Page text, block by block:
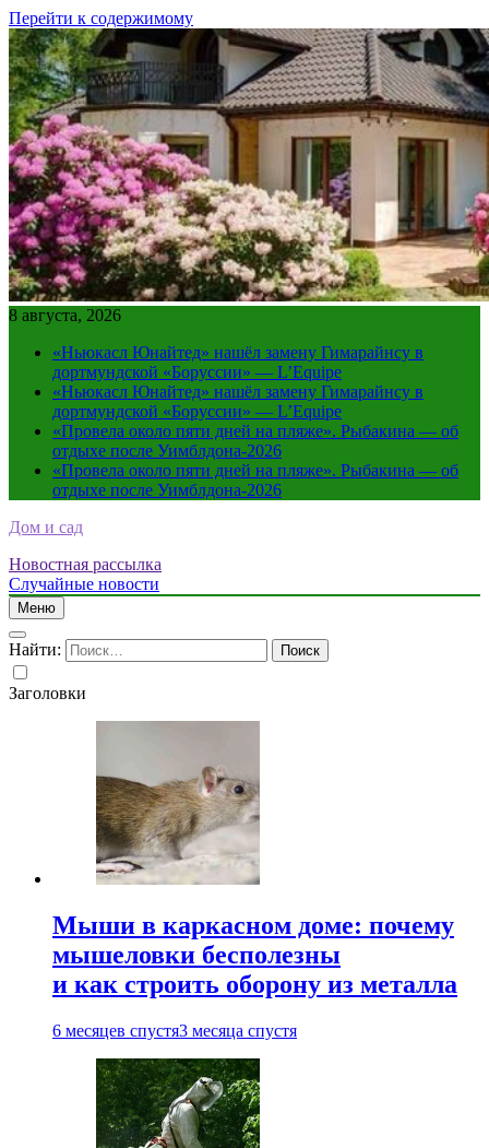
Перейти к содержимому
8 августа, 2026
«Ньюкасл Юнайтед» нашёл замену Гимарайнсу в
дортмундской «Боруссии» — L’Equipe
«Ньюкасл Юнайтед» нашёл замену Гимарайнсу в
дортмундской «Боруссии» — L’Equipe
«Провела около пяти дней на пляже». Рыбакина — об
отдыхе после Уимблдона-2026
«Провела около пяти дней на пляже». Рыбакина — об
отдыхе после Уимблдона-2026
Дом и сад
Новостная рассылка
Случайные новости
Меню
Найти:
Заголовки
Мыши в каркасном доме: почему
мышеловки бесполезны
и как строить оборону из металла
6 месяцев спустя3 месяца спустя